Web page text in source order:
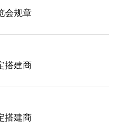
会规章
搭建商
搭建商